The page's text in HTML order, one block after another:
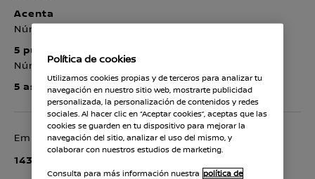
Acenta
Número de puertas
5 puertas
Número de asientos
5 asientos
Emisiones de CO2 :
143 g/km CO2
Política de cookies
Utilizamos cookies propias y de terceros para analizar tu
navegación en nuestro sitio web, mostrarte publicidad
personalizada, la personalización de contenidos y redes
sociales. Al hacer clic en “Aceptar cookies”, aceptas que las
cookies se guarden en tu dispositivo para mejorar la
navegación del sitio, analizar el uso del mismo, y
colaborar con nuestros estudios de marketing.
Consulta para más información nuestra política de